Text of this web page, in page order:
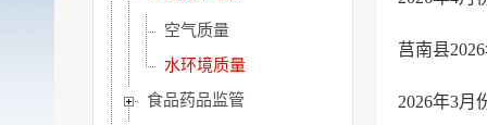
空气质量
水环境质量
食品药品监管
莒南县
2026年3月